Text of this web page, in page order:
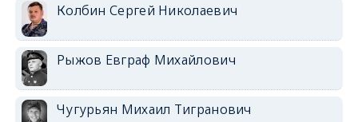
Колбин Сергей Николаевич
Рыжов Евграф Михайлович
Чугурьян Михаил Тигранович